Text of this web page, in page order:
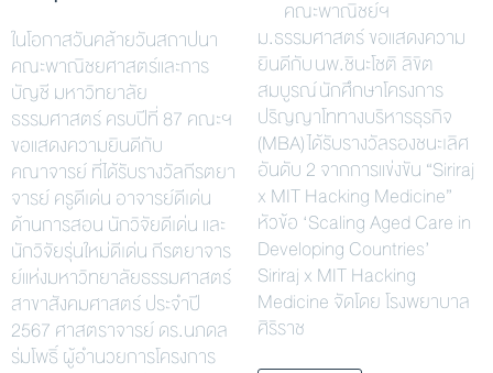
ในโอกาสวันคล้ายวันสถาปนา
คณะพาณิชยศาสตร์และการ
บัญชี มหาวิทยาลัย
ธรรมศาสตร์ ครบปีที่ 87 คณะฯ
ขอแสดงความยินดีกับ
คณาจารย์ ที่ได้รับรางวัลกีรตยา
จารย์ ครูดีเด่น อาจารย์ดีเด่น
ด้านการสอน นักวิจัยดีเด่น และ
นักวิจัยรุ่นใหม่ดีเด่น กีรตยาจาร
ย์แห่งมหาวิทยาลัยธรรมศาสตร์
สาขาสังคมศาสตร์ ประจำปี
2567 ศาสตราจารย์ ดร.นภดล
ร่มโพธิ์ ผู้อำนวยการโครงการ
คณะพาณิชย์ฯ
ม.ธรรมศาสตร์ ขอแสดงความ
ยินดีกับ นพ.ชินะโชติ ลิขิต
สมบูรณ์ นักศึกษาโครงการ
ปริญญาโททางบริหารธุรกิจ
(MBA) ได้รับรางวัลรองชนะเลิศ
อันดับ 2 จากการแข่งขัน “Siriraj
x MIT Hacking Medicine”
หัวข้อ ‘Scaling Aged Care in
Developing Countries’
Siriraj x MIT Hacking
Medicine จัดโดย โรงพยาบาล
ศิริราช